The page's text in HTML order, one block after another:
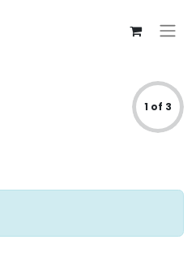
1 of 3